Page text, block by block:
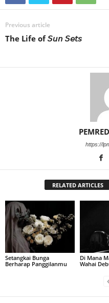
Previous article
The Life of 𝘚𝘶𝘯 𝘚𝘦𝘵𝘴
https://
RELATED ARTICLES
Setangkai Bunga
Berharap Panggilanmu
Di Mana
Wahai